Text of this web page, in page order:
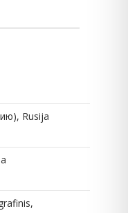
Rusija